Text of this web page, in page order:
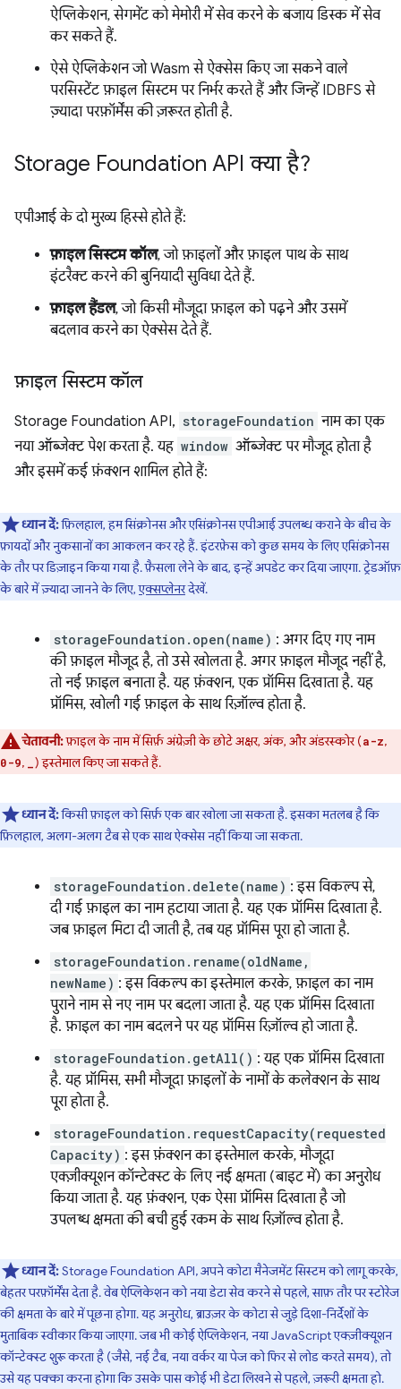
ऐप्लिकेशन, सेगमेंट को मेमोरी में सेव करने के बजाय डिस्क में सेव
कर सकते हैं.
ऐसे ऐप्लिकेशन जो Wasm से ऐक्सेस किए जा सकने वाले
परसिस्टेंट फ़ाइल सिस्टम पर निर्भर करते हैं और जिन्हें IDBFS से
ज़्यादा परफ़ॉर्मेंस की ज़रूरत होती है.
Storage Foundation API क्या है?
एपीआई के दो मुख्य हिस्से होते हैं:
फ़ाइल सिस्टम कॉल, जो फ़ाइलों और फ़ाइल पाथ के साथ
इंटरैक्ट करने की बुनियादी सुविधा देते हैं.
फ़ाइल हैंडल, जो किसी मौजूदा फ़ाइल को पढ़ने और उसमें
बदलाव करने का ऐक्सेस देते हैं.
फ़ाइल सिस्टम कॉल
Storage Foundation API, storageFoundation नाम का एक
नया ऑब्जेक्ट पेश करता है. यह window ऑब्जेक्ट पर मौजूद होता है
और इसमें कई फ़ंक्शन शामिल होते हैं:
ध्यान दें:फ़िलहाल, हम सिंक्रोनस और एसिंक्रोनस एपीआई उपलब्ध कराने के बीच के
फ़ायदों और नुकसानों का आकलन कर रहे हैं. इंटरफ़ेस को कुछ समय के लिए एसिंक्रोनस
के तौर पर डिज़ाइन किया गया है. फ़ैसला लेने के बाद, इन्हें अपडेट कर दिया जाएगा. ट्रेडऑफ़
के बारे में ज़्यादा जानने के लिए,एक्सप्लेनरदेखें.
storageFoundation.open(name) : अगर दिए गए नाम
की फ़ाइल मौजूद है, तो उसे खोलता है. अगर फ़ाइल मौजूद नहीं है,
तो नई फ़ाइल बनाता है. यह फ़ंक्शन, एक प्रॉमिस दिखाता है. यह
प्रॉमिस, खोली गई फ़ाइल के साथ रिज़ॉल्व होता है.
चेतावनी:फ़ाइल के नाम में सिर्फ़ अंग्रेज़ी के छोटे अक्षर, अंक, और अंडरस्कोर (a-z,
0-9, ) इस्तेमाल किए जा सकते हैं.
ध्यान दें:किसी फ़ाइल को सिर्फ़ एक बार खोला जा सकता है. इसका मतलब है कि
फ़िलहाल, अलग-अलग टैब से एक साथ ऐक्सेस नहीं किया जा सकता.
storageFoundation.delete(name) : इस विकल्प से,
दी गई फ़ाइल का नाम हटाया जाता है. यह एक प्रॉमिस दिखाता है.
जब फ़ाइल मिटा दी जाती है, तब यह प्रॉमिस पूरा हो जाता है.
storageFoundation.rename(oldName,
newName) : इस विकल्प का इस्तेमाल करके, फ़ाइल का नाम
पुराने नाम से नए नाम पर बदला जाता है. यह एक प्रॉमिस दिखाता
है. फ़ाइल का नाम बदलने पर यह प्रॉमिस रिज़ॉल्व हो जाता है.
storageFoundation.getAll() : यह एक प्रॉमिस दिखाता
है. यह प्रॉमिस, सभी मौजूदा फ़ाइलों के नामों के कलेक्शन के साथ
पूरा होता है.
storageFoundation.requestCapacity(requested
Capacity) : इस फ़ंक्शन का इस्तेमाल करके, मौजूदा
एक्ज़ीक्यूशन कॉन्टेक्स्ट के लिए नई क्षमता (बाइट में) का अनुरोध
किया जाता है. यह फ़ंक्शन, एक ऐसा प्रॉमिस दिखाता है जो
उपलब्ध क्षमता की बची हुई रकम के साथ रिज़ॉल्व होता है.
ध्यान दें:Storage Foundation API, अपने कोटा मैनेजमेंट सिस्टम को लागू करके,
बेहतर परफ़ॉर्मेंस देता है. वेब ऐप्लिकेशन को नया डेटा सेव करने से पहले, साफ़ तौर पर स्टोरेज
की क्षमता के बारे में पूछना होगा. यह अनुरोध, ब्राउज़र के कोटा से जुड़े दिशा-निर्देशों के
मुताबिक स्वीकार किया जाएगा. जब भी कोई ऐप्लिकेशन, नया JavaScript एक्ज़ीक्यूशन
कॉन्टेक्स्ट शुरू करता है (जैसे, नई टैब, नया वर्कर या पेज को फिर से लोड करते समय), तो
उसे यह पक्का करना होगा कि उसके पास कोई भी डेटा लिखने से पहले, ज़रूरी क्षमता हो.